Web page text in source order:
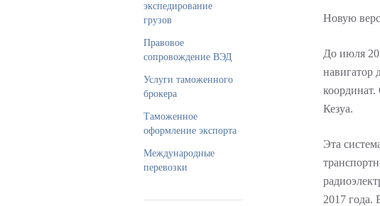
экспедирование
грузов
Правовое
сопровождение ВЭД
Услуги таможенного
брокера
Таможенное
оформление экспорта
Международные
перевозки
Новую
До июля
навигатор
Кезуа.
Эта
2017 года.